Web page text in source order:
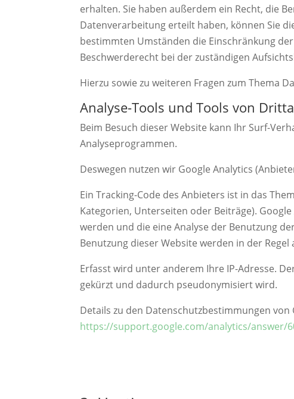
erhalten. Sie haben außerdem ein Recht, die
Datenverarbeitung erteilt haben, können Sie
bestimmten Umständen die Einschränkung
Beschwerderecht bei der zuständigen
Hierzu sowie zu weiteren Fragen zum Thema
Analyse-Tools und Tools von
Beim Besuch dieser Website kann Ihr Surf-
Analyseprogrammen.
Deswegen nutzen wir Google Analytics
Ein Tracking-Code des Anbieters ist in das
Kategorien, Unterseiten oder Beiträge).
werden und die eine Analyse der Benutzung
Benutzung dieser Website werden in der
Erfasst wird unter anderem Ihre IP-Adresse.
gekürzt und dadurch pseudonymisiert wird.
Details zu den Datenschutzbestimmungen
https://support.google.com/analytics/answer/